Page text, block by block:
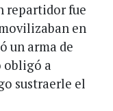
repartidor fue
en
un arma de
obligó a
sustraerle el